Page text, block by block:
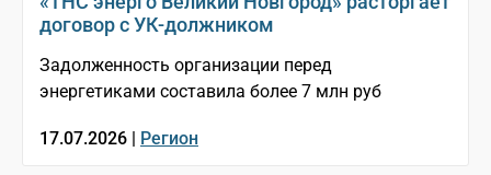
договор с УК-должником
Задолженность организации перед
энергетиками составила более 7 млн руб
17.07.2026 | Регион